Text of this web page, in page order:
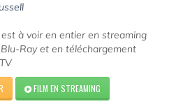
à voir en entier en streaming
Ray et en téléchargement
TV
FILM EN STREAMING